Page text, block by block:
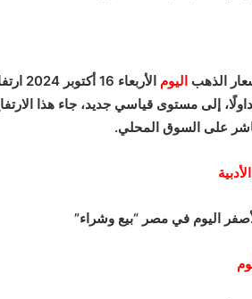
الذهب اليوم الأربعاء 16 أكتوبر 2024 ارتفاعًا جديدًا في محلات
إلى مستوى قياسي جديد، جاء هذا
على السوق المحلي.
اليوم في مصر “بيع وشراء”